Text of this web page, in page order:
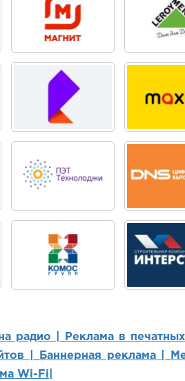
радио | Реклама в
Баннерная реклама |
Wi-Fi|